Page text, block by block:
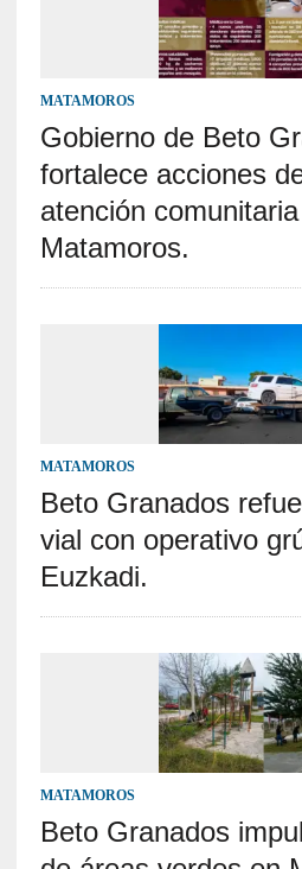
MATAMOROS
Gobierno de Beto
fortalece acciones
atención
Matamoros.
MATAMOROS
Beto Granados
vial con operativo
Euzkadi.
MATAMOROS
Beto Granados